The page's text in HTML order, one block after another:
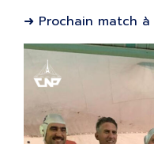
➜ Prochain match